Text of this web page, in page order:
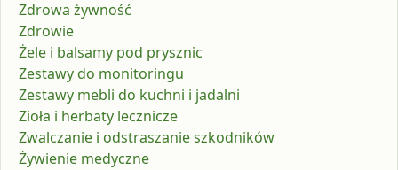
Zdrowa żywność
Zdrowie
Żele i balsamy pod prysznic
Zestawy do monitoringu
Zestawy mebli do kuchni i jadalni
Zioła i herbaty lecznicze
Zwalczanie i odstraszanie szkodników
Żywienie medyczne